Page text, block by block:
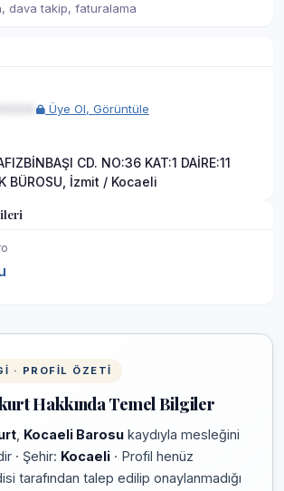
dava takip, faturalama
Üye Ol, Görüntüle
CD. NO:36 KAT:1 DAİRE:11
BÜROSU, İzmit / Kocaeli
· PROFIL ÖZETI
Hakkında Temel Bilgiler
Kocaeli Barosu kaydıyla mesleğini
· Şehir: Kocaeli · Profil henüz
tarafından talep edilip onaylanmadığı